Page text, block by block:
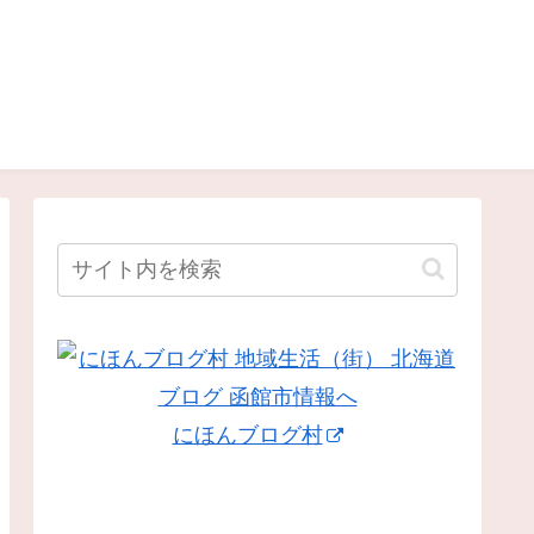
にほんブログ村